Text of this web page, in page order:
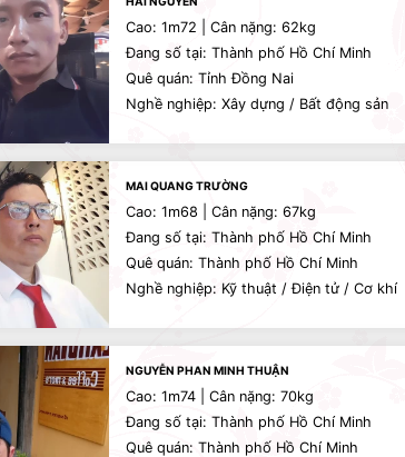
Cao: 1m72 | Cân nặng: 62kg
Đang số tại: Thành phố Hồ Chí Minh
Quê quán: Tỉnh Đồng Nai
Nghề nghiệp: Xây dựng / Bất động sản
MAI QUANG TRƯỜNG
Cao: 1m68 | Cân nặng: 67kg
Đang số tại: Thành phố Hồ Chí Minh
Quê quán: Thành phố Hồ Chí Minh
Nghề nghiệp: Kỹ thuật / Điện tử / Cơ khí
NGUYỄN PHAN MINH THUẬN
Cao: 1m74 | Cân nặng: 70kg
Đang số tại: Thành phố Hồ Chí Minh
Quê quán: Thành phố Hồ Chí Minh